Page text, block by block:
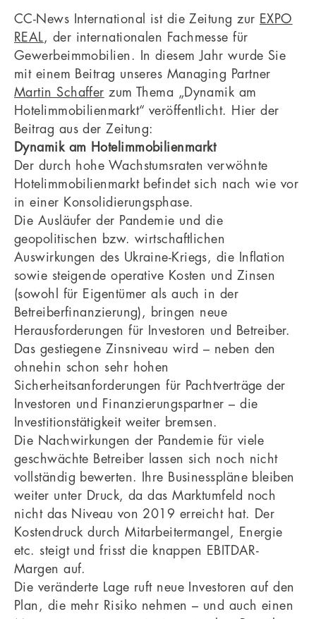
CC-News International ist die Zeitung zur EXPO
REAL, der internationalen Fachmesse für
Gewerbeimmobilien. In diesem Jahr wurde Sie
mit einem Beitrag unseres Managing Partner
Martin Schaffer zum Thema „Dynamik am
Hotelimmobilienmarkt“ veröffentlicht. Hier der
Beitrag aus der Zeitung:
Dynamik am Hotelimmobilienmarkt
Der durch hohe Wachstumsraten verwöhnte
Hotelimmobilienmarkt befindet sich nach wie vor
in einer Konsolidierungsphase.
Die Ausläufer der Pandemie und die
geopolitischen bzw. wirtschaftlichen
Auswirkungen des Ukraine-Kriegs, die Inflation
sowie steigende operative Kosten und Zinsen
(sowohl für Eigentümer als auch in der
Betreiberfinanzierung), bringen neue
Herausforderungen für Investoren und Betreiber.
Das gestiegene Zinsniveau wird – neben den
ohnehin schon sehr hohen
Sicherheitsanforderungen für Pachtverträge der
Investoren und Finanzierungspartner – die
Investitionstätigkeit weiter bremsen.
Die Nachwirkungen der Pandemie für viele
geschwächte Betreiber lassen sich noch nicht
vollständig bewerten. Ihre Businesspläne bleiben
weiter unter Druck, da das Marktumfeld noch
nicht das Niveau von 2019 erreicht hat. Der
Kostendruck durch Mitarbeitermangel, Energie
etc. steigt und frisst die knappen EBITDAR-
Margen auf.
Die veränderte Lage ruft neue Investoren auf den
Plan, die mehr Risiko nehmen – und auch einen